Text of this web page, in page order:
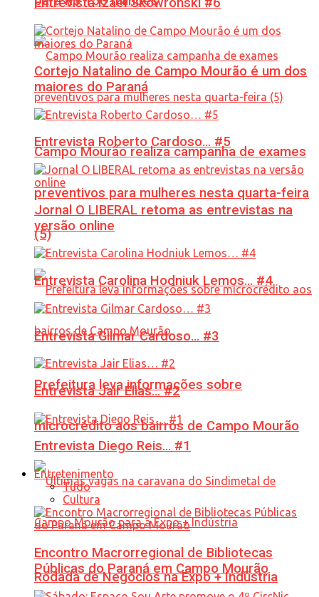
Campo Mourão realiza campanha de exames
preventivos para mulheres nesta quarta-feira
(5)
Prefeitura leva informações sobre
microcrédito aos bairros de Campo Mourão
Rodada de Negócios na Expo + Indústria
Cortejo Natalino de Campo Mourão é um dos
maiores do Paraná
Entrevista Roberto Cardoso… #5
Jornal O LIBERAL retoma as entrevistas na
versão online
Entrevista Carolina Hodniuk Lemos… #4
Entrevista Gilmar Cardoso… #3
Entrevista Jair Elias… #2
Entrevista Diego Reis… #1
Entretenimento
Tudo
Cultura
Encontro Macrorregional de Bibliotecas
Públicas do Paraná em Campo Mourão